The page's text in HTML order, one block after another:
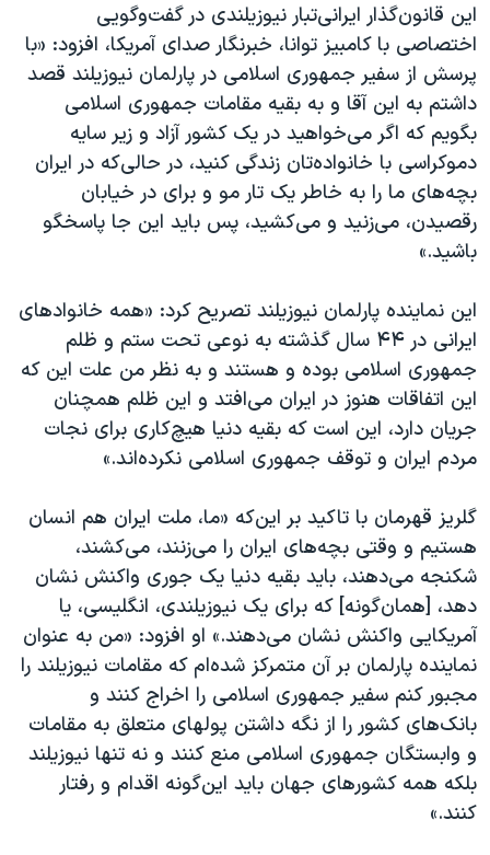
اسرائیل در جنگ
نرگس محمدی برنده جایزه نوبل صلح
همایش محافظه‌کاران آمریکا «سی‌پک»
صفحه‌های ویژه
سفر پرزیدنت ترامپ به چین
این قانون‌گذار ایرانی‌تبار نیوزیلندی در گفت‌وگویی
اختصاصی با کامبیز توانا، خبرنگار صدای آمریکا، افزود: «با
پرسش از سفیر جمهوری اسلامی در پارلمان نیوزیلند قصد
داشتم به این آقا و به بقیه مقامات جمهوری اسلامی
بگویم که اگر می‌خواهید در یک کشور آزاد و زیر سایه
دموکراسی با خانواده‌تان زندگی کنید، در حالی‌که در ایران
بچه‌های ما را به خاطر یک تار مو و برای در خیابان
رقصیدن، می‌زنید و می‌کشید، پس باید این جا پاسخگو
باشید.»
این نماینده پارلمان نیوزیلند تصریح کرد: «همه خانواد‌های
ایرانی در ۴۴ سال گذشته به نوعی تحت ستم و ظلم
جمهوری اسلامی بوده و هستند و به نظر من علت این که
این اتفاقات هنوز در ایران می‌افتد و این ظلم همچنان
جریان دارد، این است که بقیه دنیا هیچ‌کاری برای نجات
مردم ایران و توقف جمهوری اسلامی نکرده‌اند.»
گلریز قهرمان با تاکید بر این‌که «ما، ملت ایران هم انسان
هستیم و وقتی بچه‌های ایران را می‌زنند، می‌کشند،
شکنجه می‌دهند، باید بقیه دنیا یک جوری واکنش نشان
دهد، [همان‌گونه] که برای یک نیوزیلندی، انگلیسی، یا
آمریکایی واکنش نشان می‌دهند.» او افزود: «من به عنوان
نماینده پارلمان‌ بر آن متمرکز شده‌ام که مقامات نیوزیلند را
مجبور کنم سفیر جمهوری اسلامی را اخراج کنند و
بانک‌های کشور را از نگه داشتن پولهای متعلق به مقامات
و وابستگان جمهوری اسلامی منع کنند و نه تنها نیوزیلند
بلکه همه کشورهای جهان باید این‌گونه اقدام و رفتار
کنند.»